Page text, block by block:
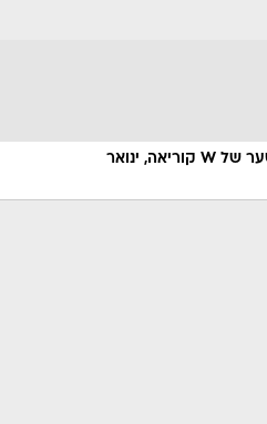
עם האחות הגדולה דקוטה על השער של W קוריאה, ינואר